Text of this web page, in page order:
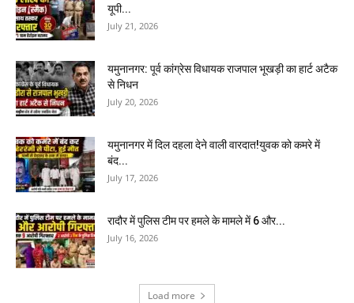
यूपी...
July 21, 2026
यमुनानगर: पूर्व कांग्रेस विधायक राजपाल भूखड़ी का हार्ट अटैक
से निधन
July 20, 2026
यमुनानगर में दिल दहला देने वाली वारदात!युवक को कमरे में
बंद...
July 17, 2026
रादौर में पुलिस टीम पर हमले के मामले में 6 और...
July 16, 2026
Load more